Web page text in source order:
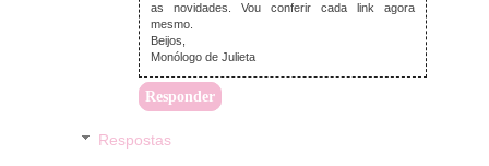
as novidades. Vou conferir cada link agora
mesmo.
Beijos,
Monólogo de Julieta
Responder
Respostas